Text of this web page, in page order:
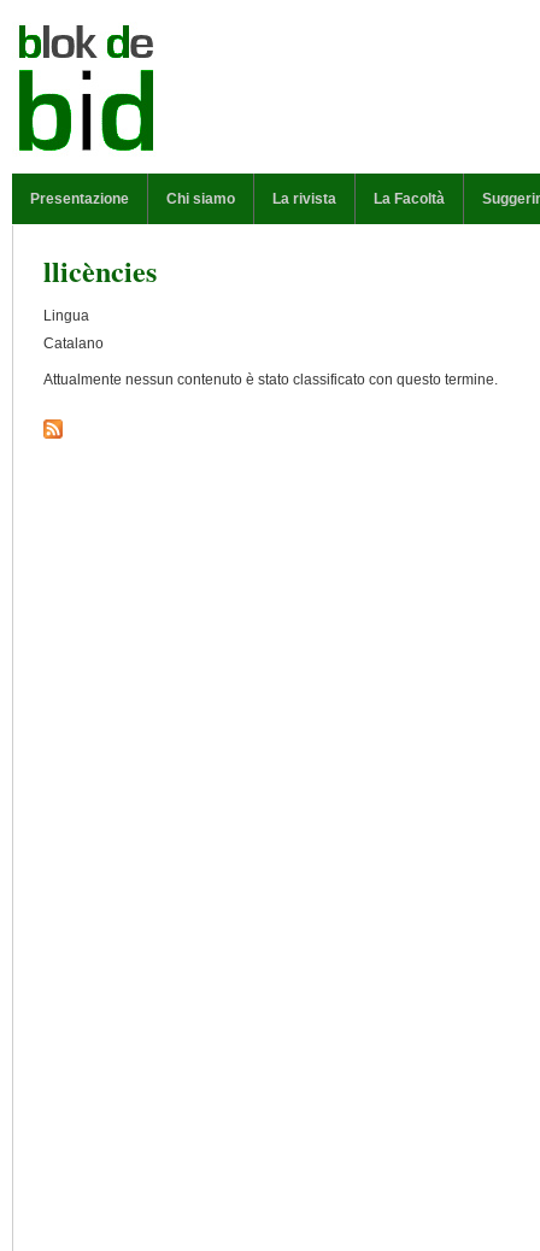
Presentazione Chi siamo La rivista La Facoltà
llicències
Lingua
Catalano
Attualmente nessun contenuto è stato classificato con questo termine.